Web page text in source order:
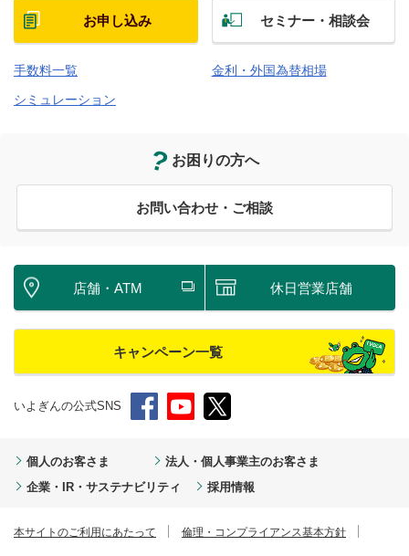
お申し込み セミナー・相談会
手数料一覧
金利・外国為替相場
シミュレーション
お困りの方へ
お問い合わせ・ご相談
店舗・ATM 休日営業店舗
キャンペーン一覧
いよぎんの公式SNS
個人のお客さま
法人・個人事業主のお客さま
企業・IR・サステナビリティ
採用情報
本サイトのご利用にあたって 倫理・コンプライアンス基本方針